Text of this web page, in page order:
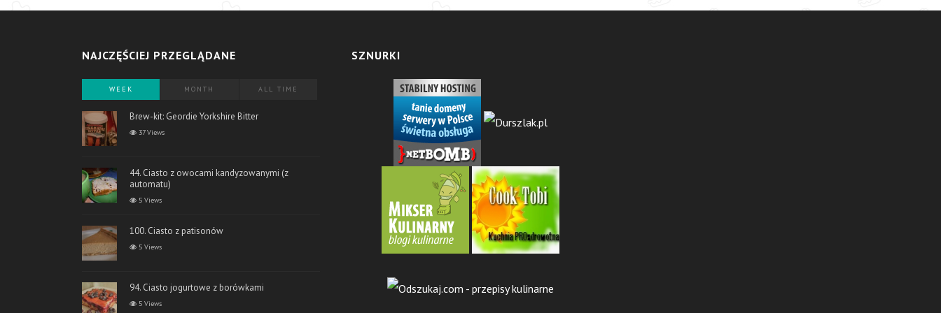
NAJCZĘŚCIEJ PRZEGLĄDANE
WEEK MONTH ALL TIME
Brew-kit: Geordie Yorkshire Bitter
37 Views
44. Ciasto z owocami kandyzowanymi (z
automatu)
5 Views
100. Ciasto z patisonów
5 Views
94. Ciasto jogurtowe z borówkami
5 Views
SZNURKI